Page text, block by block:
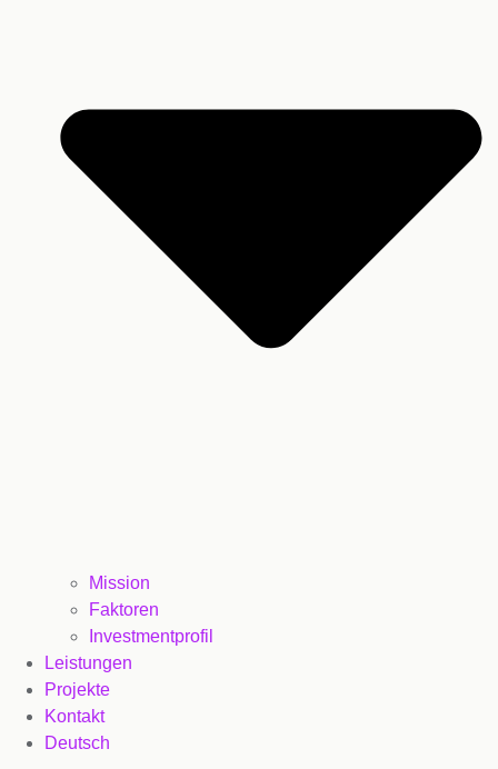
Mission
Faktoren
Investmentprofil
Leistungen
Projekte
Kontakt
Deutsch